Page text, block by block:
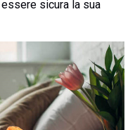
sicura la sua